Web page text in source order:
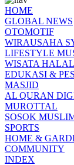
HOME
GLOBAL NEWS
OTOMOTIF
WIRAUSAHA
LIFESTYLE
WISATA HALAL
EDUKASI &
MASJID
AL QURAN
MUROTTAL
SOSOK
SPORTS
HOME &
COMMUNITY
INDEX